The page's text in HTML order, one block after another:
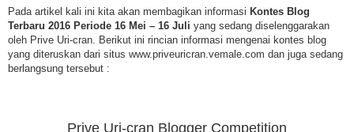
Pada artikel kali ini kita akan membagikan informasi Kontes Blog
Terbaru 2016 Periode 16 Mei – 16 Juli yang sedang diselenggarakan
oleh Prive Uri-cran. Berikut ini rincian informasi mengenai kontes blog
yang diteruskan dari situs www.priveuricran.vemale.com dan juga sedang
berlangsung tersebut :
Prive Uri-cran Blogger Competition